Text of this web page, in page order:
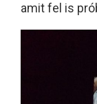
amit fel is